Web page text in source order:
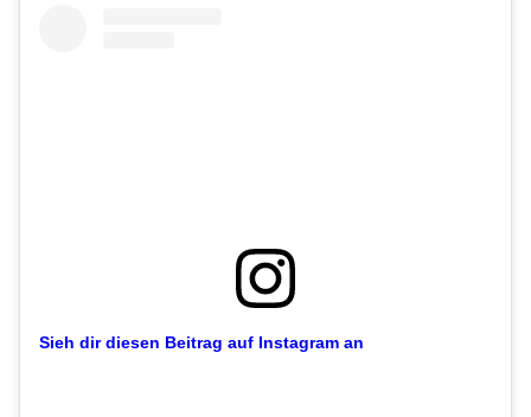
Sieh dir diesen Beitrag auf Instagram an